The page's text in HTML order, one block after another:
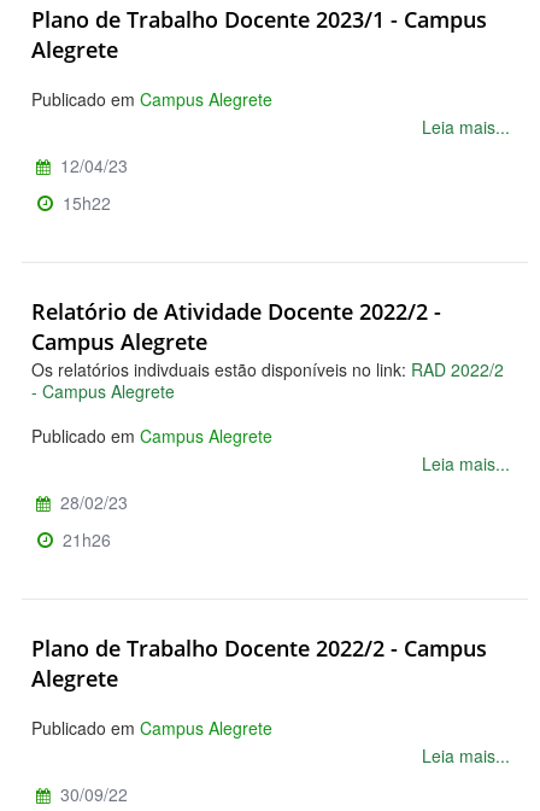
Plano de Trabalho Docente 2023/1 - Campus
Alegrete
Publicado em Campus Alegrete
Leia mais...
12/04/23
15h22
Relatório de Atividade Docente 2022/2 -
Campus Alegrete
Os relatórios indivduais estão disponíveis no link: RAD 2022/2
- Campus Alegrete
Publicado em Campus Alegrete
Leia mais...
28/02/23
21h26
Plano de Trabalho Docente 2022/2 - Campus
Alegrete
Publicado em Campus Alegrete
Leia mais...
30/09/22